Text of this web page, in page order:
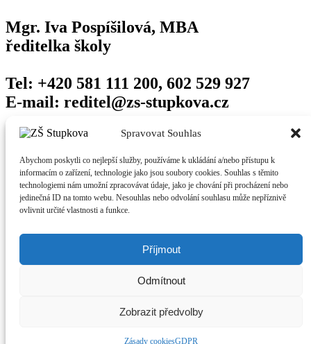
Spravovat Souhlas
Abychom poskytli co nejlepší služby, používáme k ukládání a/nebo přístupu k
informacím o zařízení, technologie jako jsou soubory cookies. Souhlas s těmito
technologiemi nám umožní zpracovávat údaje, jako je chování při procházení nebo
jedinečná ID na tomto webu. Nesouhlas nebo odvolání souhlasu může nepříznivě
ovlivnit určité vlastnosti a funkce.
Příjmout
Odmítnout
Zobrazit předvolby
Zásady cookiesGDPR
Mgr. Iva Pospíšilová, MBA
ředitelka školy
Tel: +420 581 111 200, 602 529 927
E-mail: reditel@zs-stupkova.cz
Odkazy
Edookit (pro rodiče)
Edookit (pro učitele)
Vzdálená plocha
Vzdálená podpora
Facebook
Přihlášení/odhlášení stravy
© 2026 Základní škola Olomouc, Stupkova 16